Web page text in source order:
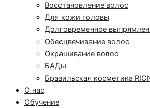
Восстановление волос
Для кожи головы
Долговременное
Обесцвечивание волос
Окрашивание волос
БАДы
Бразильская косметика
О нас
Обучение